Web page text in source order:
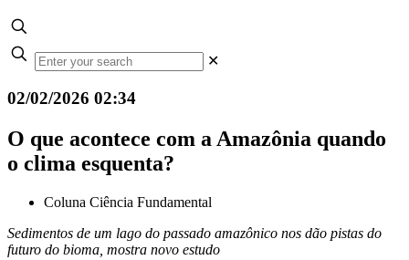
✕
02/02/2026 02:34
O que acontece com a Amazônia quando
o clima esquenta?
Coluna Ciência Fundamental
Sedimentos de um lago do passado amazônico nos dão pistas do
futuro do bioma, mostra novo estudo